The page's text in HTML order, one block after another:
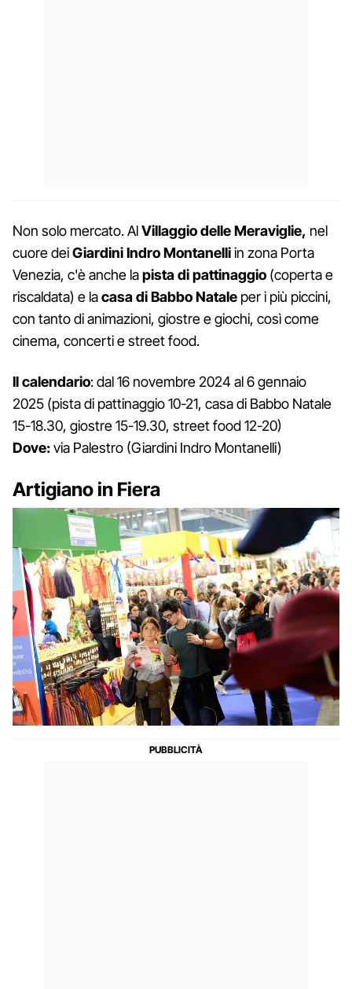
Non solo mercato. AlVillaggio delle Meraviglie, nel
cuore deiGiardini Indro Montanelliin zona Porta
Venezia, c'è anche lapista di pattinaggio (coperta e
riscaldata) e lacasa di Babbo Natale per i più piccini,
con tanto di animazioni, giostre e giochi, così come
cinema, concerti e street food.
Il calendario: dal 16 novembre 2024 al 6 gennaio
2025 (pista di pattinaggio 10-21, casa di Babbo Natale
15-18.30, giostre 15-19.30, street food 12-20)
Dove:via Palestro (Giardini Indro Montanelli)
Artigiano in Fiera